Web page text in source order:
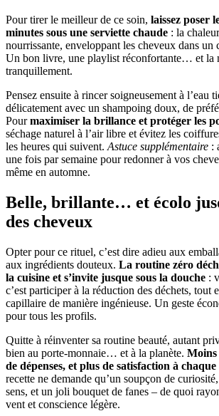
Pour tirer le meilleur de ce soin, laissez poser
minutes sous une serviette chaude : la
nourrissante, enveloppant les cheveux dans un
Un bon livre, une playlist réconfortante… et la
tranquillement.
Pensez ensuite à rincer soigneusement à l’eau
délicatement avec un shampoing doux, de
Pourmaximiser la brillance et protéger les
séchage naturel à l’air libre et évitez les
les heures qui suivent. Astuce supplémentaire :
une fois par semaine pour redonner à vos
même en automne.
Belle, brillante… et écolo
des cheveux
Opter pour ce rituel, c’est dire adieu aux
aux ingrédients douteux. La routine zéro
la cuisine et s’invite jusque sous la douche :
c’est participer à la réduction des déchets, tout
capillaire de manière ingénieuse. Un geste
pour tous les profils.
Quitte à réinventer sa routine beauté, autant
bien au porte-monnaie… et à la planète. Moins
de dépenses, et plus de satisfaction à
recette ne demande qu’un soupçon de
sens, et un joli bouquet de fanes – de quoi
vent et conscience légère.